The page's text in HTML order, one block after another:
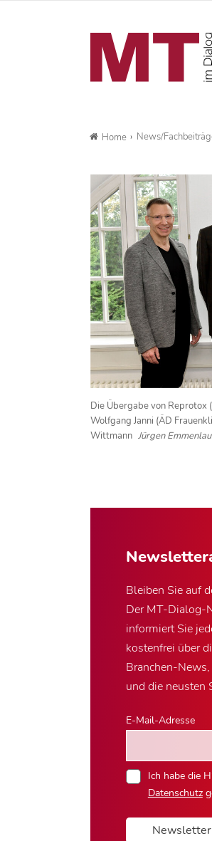
Home News/
Die Übergabe von Reprotox
Wolfgang Janni (ÄD
Wittmann Jürgen
Bleiben Sie auf
Der MT-Dialog-
informiert Sie
kostenfrei über
Branchen-
und die neusten
E-Mail-Adresse
Ich habe die
Datenschutz